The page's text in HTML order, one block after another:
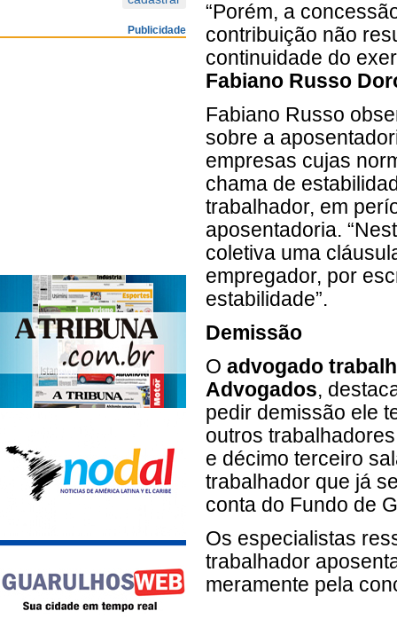
Publicidade
“Porém, a
contribuição não
continuidade do
Fabiano Russo
Fabiano Russo
sobre a
empresas cujas
chama de
trabalhador, em
aposentadoria.
coletiva uma
empregador, por
estabilidade”.
Demissão
O advogado
Advogados,
pedir demissão ele
outros
e décimo terceiro
trabalhador que já
conta do Fundo de
Os especialistas
trabalhador
meramente pela